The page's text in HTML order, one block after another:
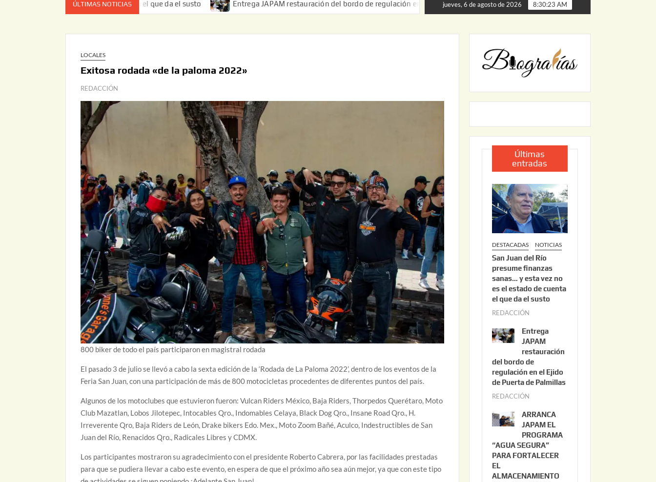
ÚLTIMAS NOTICIAS
no es el estado de cuenta el que da el susto Entrega JAPAM restauración del bordo de regulación en el Ejido de Puerta de Palmillas ARRANCA JAPAM EL PROGRAMA “AGUA
jueves, 6 de agosto de 2026 8:30:24 AM
LOCALES
Exitosa rodada «de la paloma 2022»
REDACCIÓN
800 biker de todo el país participaron en magistral rodada
El pasado 3 de julio se llevó a cabo la sexta edición de la ‘Rodada de La Paloma 2022’, dentro de los eventos de la
Feria San Juan, con una participación de más de 800 motocicletas procedentes de diferentes puntos del país.
Algunos de los motoclubes que estuvieron fueron: Vulcan Riders México, Baja Riders, Thorpedos Querétaro, Moto
Club Mazatlan, Lobos Jilotepec, Intocables Qro., Indomables Celaya, Black Dog Qro., Insane Road Qro., H.
Irreverente Qro, Baja Riders de León, Drake bikers Edo. Mex., Moto Zoom Bañé, Aculco, Indestructibles de San
Juan del Río, Renacidos Qro., Radicales Libres y CDMX.
Los participantes mostraron su agradecimiento con el presidente Roberto Cabrera, por las facilidades prestadas
para que se pudiera llevar a cabo este evento, en espera de que el próximo año sea aún mejor, ya que con este tipo
Últimas
entradas
DESTACADAS NOTICIAS
San Juan del Río
presume finanzas
sanas… y esta vez no
es el estado de cuenta
el que da el susto
REDACCIÓN
o
s
t
o
3
2
0
2
6
Entrega
JAPAM
restauración
del bordo de
regulación en el Ejido
de Puerta de Palmillas
REDACCIÓN
l
i
o
2
ARRANCA
JAPAM EL
PROGRAMA
“AGUA SEGURA”
PARA FORTALECER
EL
ALMACENAMIENTO